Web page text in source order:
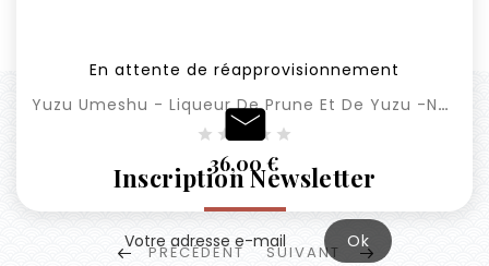
En attente de réapprovisionnement
Yuzu Umeshu - Liqueur De Prune Et De Yuzu -Nakano BC - 72cl
36,00 € Prix
PRÉCÉDENT SUIVANT
Inscription Newsletter